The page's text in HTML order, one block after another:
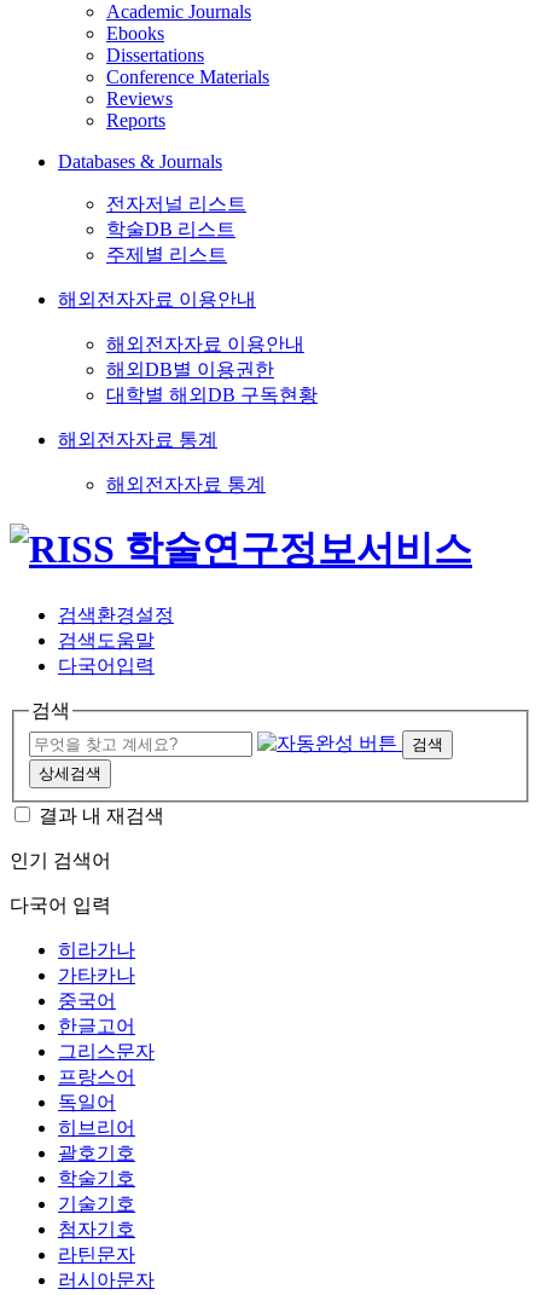
Academic Journals
Ebooks
Dissertations
Conference Materials
Reviews
Reports
Databases & Journals
전자저널 리스트
학술DB 리스트
주제별 리스트
해외전자자료 이용안내
해외전자자료 이용안내
해외DB별 이용권한
대학별 해외DB 구독현황
해외전자자료 통계
해외전자자료 통계
검색환경설정
검색도움말
다국어입력
검색
검색
상세검색
결과 내 재검색
인기 검색어
다국어 입력
히라가나
가타카나
중국어
한글고어
그리스문자
프랑스어
독일어
히브리어
괄호기호
학술기호
기술기호
첨자기호
라틴문자
러시아문자